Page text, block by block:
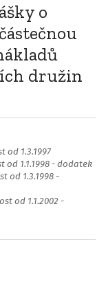
o
družin
od 1.3.1997
od 1.1.1998 - dodatek
od 1.3.1998 -
od 1.1.2002 -